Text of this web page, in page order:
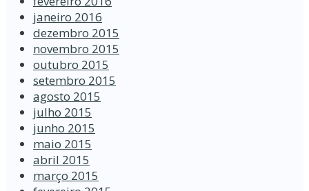
janeiro 2016
dezembro 2015
novembro 2015
outubro 2015
setembro 2015
agosto 2015
julho 2015
junho 2015
maio 2015
abril 2015
março 2015